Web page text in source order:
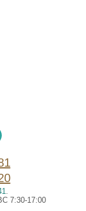
.
7:30-17:00